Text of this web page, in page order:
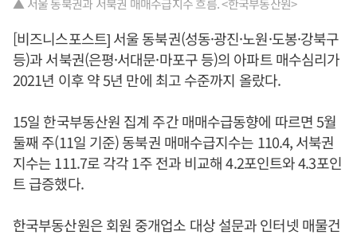
▲ 서울 동북권과 서북권 매매수급지수 흐름. <한국부동산원>
[비즈니스포스트] 서울 동북권(성동·광진·노원·도봉·강북구
등)과 서북권(은평·서대문·마포구 등)의 아파트 매수심리가
2021년 이후 약 5년 만에 최고 수준까지 올랐다.
15일 한국부동산원 집계 주간 매매수급동향에 따르면 5월
둘째 주(11일 기준) 동북권 매매수급지수는 110.4, 서북권
지수는 111.7로 각각 1주 전과 비교해 4.2포인트와 4.3포인
트 급증했다.
한국부동산원은 회원 중개업소 대상 설문과 인터넷 매물건